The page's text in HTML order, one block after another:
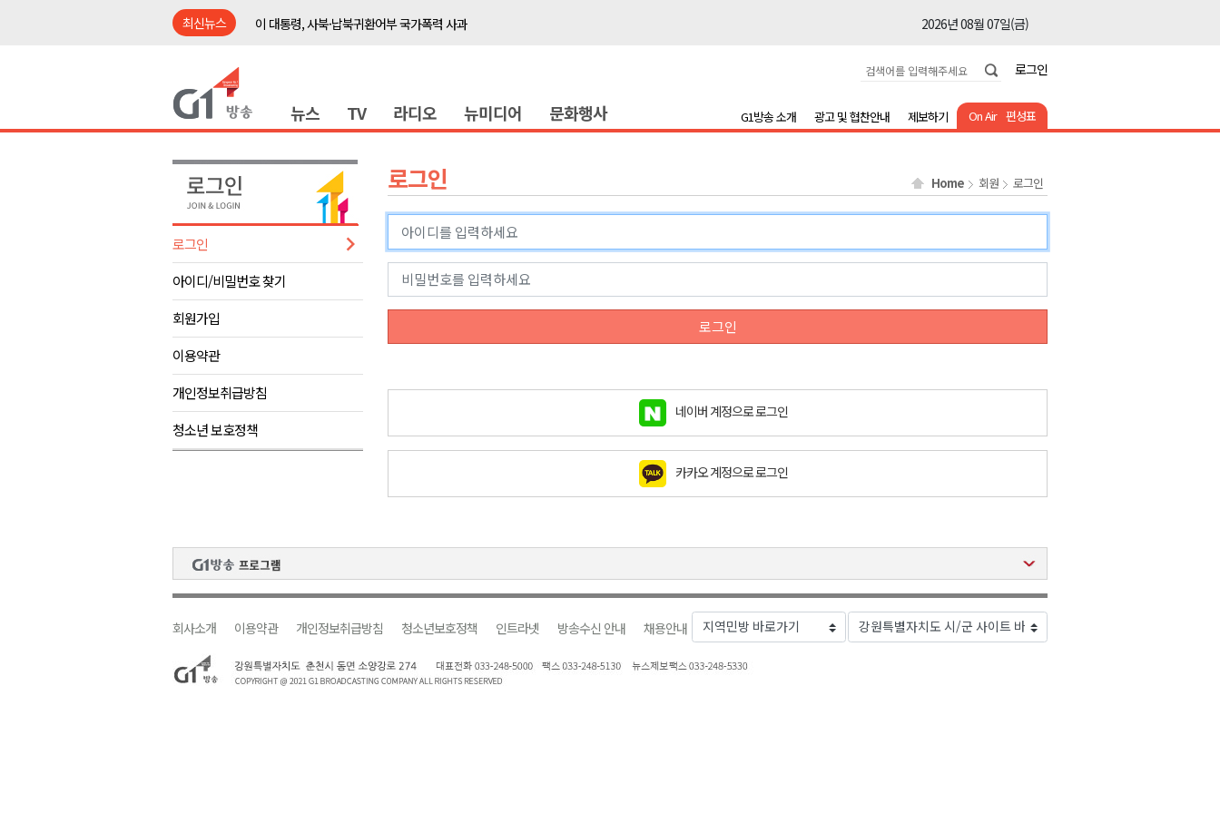
최신뉴스
이 대통령, 사북·납북귀환어부 국가폭력 사과
2026년 08월 07일(금)
2026년 08월 07일(금)
이광재 국회 예결위원장, 강릉시 초청 특별 강연
2026년 08월 07일(금)
육동한 시장, 국제스케이트장 춘천 유치 건의
영월군, 국·도비 확보 보고회 개최
2026년 08월 07일(금)
삼척 공공산후조리원 이전 시급
강원자치도교육청 교감급 이상 387명 인사
2026년 08월 07일(금)
도-시군 첫 간담회..우상호 "하나된 공동체"
이 대통령, 사북·납북귀환어부 국가폭력 사과
2026년 08월 07일(금)
여름축제 더위와 전쟁..물놀이 접목
2026년 08월 07일(금)
강원도, 최휘영 문체부장관과 정책간담회
이광재 국회 예결위원장, 강릉시 초청 특별 강연
검찰청 폐지..해결 과제 산적
강원자치도교육청 교감급 이상 387명 인사
2026년 08월 07일(금)
로그인
뉴스 TV 라디오 뉴미디어 문화행사 On Air 편성표
G1방송 소개 광고 및 협찬안내 제보하기
로그인
아이디/비밀번호 찾기
회원가입
이용약관
개인정보취급방침
청소년 보호정책
로그인 Home 회원 로그인
로그인
네이버 계정으로 로그인
카카오 계정으로 로그인
회사소개 이용약관 개인정보취급방침 청소년보호정책 인트라넷 방송수신 안내 채용안내